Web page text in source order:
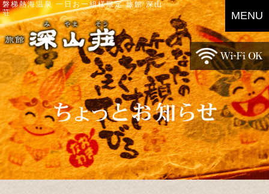
磐梯熱海温泉 一日お一組様限定 旅館 深山
荘
MENU